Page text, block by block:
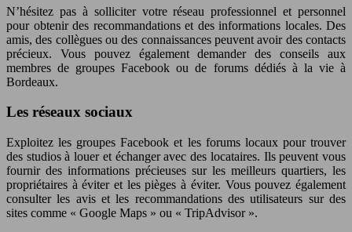
N’hésitez pas à solliciter votre réseau professionnel et personnel
pour obtenir des recommandations et des informations locales. Des
amis, des collègues ou des connaissances peuvent avoir des contacts
précieux. Vous pouvez également demander des conseils aux
membres de groupes Facebook ou de forums dédiés à la vie à
Bordeaux.
Les réseaux sociaux
Exploitez les groupes Facebook et les forums locaux pour trouver
des studios à louer et échanger avec des locataires. Ils peuvent vous
fournir des informations précieuses sur les meilleurs quartiers, les
propriétaires à éviter et les pièges à éviter. Vous pouvez également
consulter les avis et les recommandations des utilisateurs sur des
sites comme « Google Maps » ou « TripAdvisor ».